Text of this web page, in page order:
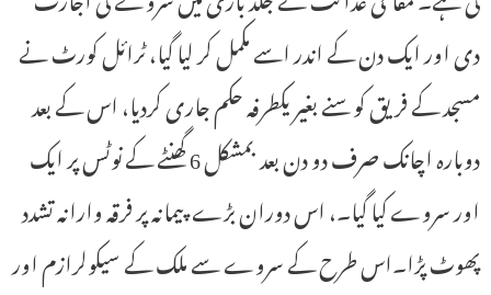
دی اور ایک دن کے اندر اسے مکمل کر لیا گیا، ٹرائل کورٹ نے
مسجد کے فریق کو سنے بغیر یکطرفہ حکم جاری کردیا، اس کے بعد
دوبارہ اچانک صرف دو دن بعد بمشکل 6 گھنٹے کے نوٹس پر ایک
اور سروے کیا گیا۔، اس دوران بڑے پیمانہ پر فرقہ وارانہ تشدد
پھوٹ پڑا۔اس طرح کے سروے سے ملک کے سیکولرازم اور